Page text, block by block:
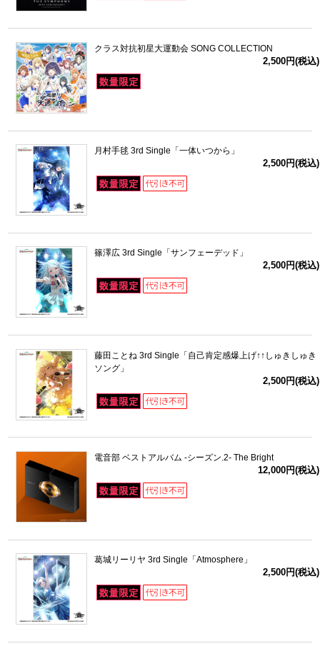
クラス対抗初星大運動会 SONG COLLECTION
2,500円(税込)
月村手毬 3rd Single「一体いつから」
2,500円(税込)
篠澤広 3rd Single「サンフェーデッド」
2,500円(税込)
藤田ことね 3rd Single「自己肯定感爆上げ↑↑しゅきしゅき
ソング」
2,500円(税込)
電音部 ベストアルバム -シーズン.2- The Bright
12,000円(税込)
葛城リーリヤ 3rd Single「Atmosphere」
2,500円(税込)